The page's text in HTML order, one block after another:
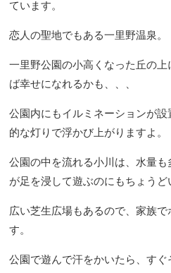
ています。
恋人の聖地でもある一里野温泉。
一里野公園の小高くなった丘の
ば幸せになれるかも、、、
公園内にもイルミネーションが
的な灯りで浮かび上がりますよ。
公園の中を流れる小川は、水量
が足を浸して遊ぶのにもちょうど
広い芝生広場もあるので、家族
す。
公園で遊んで汗をかいたら、す